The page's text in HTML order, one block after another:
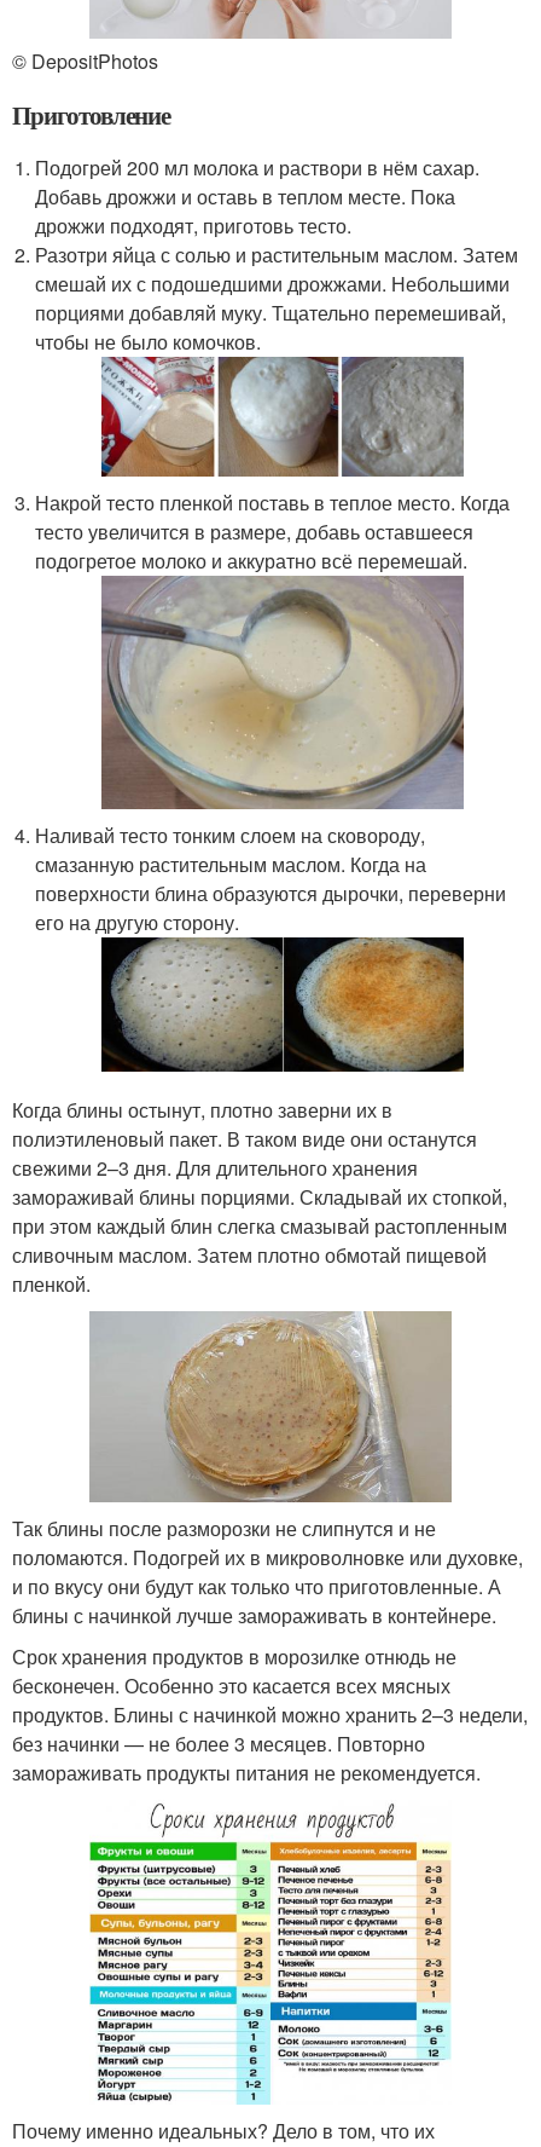
© DepositPhotos
Приготовление
Подогрей 200 мл молока и раствори в нём сахар.
Добавь дрожжи и оставь в теплом месте. Пока
дрожжи подходят, приготовь тесто.
Разотри яйца с солью и растительным маслом. Затем
смешай их с подошедшими дрожжами. Небольшими
порциями добавляй муку. Тщательно перемешивай,
чтобы не было комочков.
Накрой тесто пленкой поставь в теплое место. Когда
тесто увеличится в размере, добавь оставшееся
подогретое молоко и аккуратно всё перемешай.
Наливай тесто тонким слоем на сковороду,
смазанную растительным маслом. Когда на
поверхности блина образуются дырочки, переверни
его на другую сторону.
Когда блины остынут, плотно заверни их в
полиэтиленовый пакет. В таком виде они останутся
свежими 2–3 дня. Для длительного хранения
замораживай блины порциями. Складывай их стопкой,
при этом каждый блин слегка смазывай растопленным
сливочным маслом. Затем плотно обмотай пищевой
пленкой.
Так блины после разморозки не слипнутся и не
поломаются. Подогрей их в микроволновке или духовке,
и по вкусу они будут как только что приготовленные. А
блины с начинкой лучше замораживать в контейнере.
Срок хранения продуктов в морозилке отнюдь не
бесконечен. Особенно это касается всех мясных
продуктов. Блины с начинкой можно хранить 2–3 недели,
без начинки — не более 3 месяцев. Повторно
замораживать продукты питания не рекомендуется.
Почему именно идеальных? Дело в том, что их